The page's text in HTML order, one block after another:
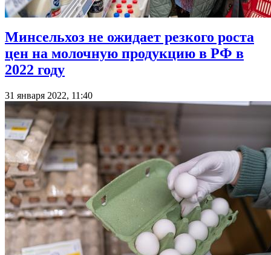
Минсельхоз не ожидает резкого роста
цен на молочную продукцию в РФ в
2022 году
31 января 2022, 11:40